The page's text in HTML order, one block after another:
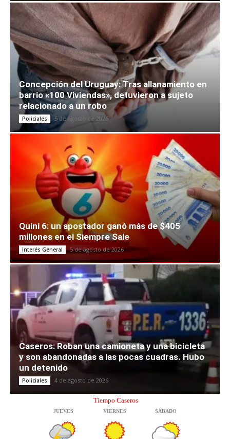
Concepción del Uruguay: Tras allanamiento en
barrio «100 Viviendas», detuvieron a sujeto
relacionado a un robo
Policiales 5 de agosto de 2026
Quini 6: un apostador ganó más de $405
millones en el Siempre Sale
Interés General 5 de agosto de 2026
Caseros: Roban una camioneta y una bicicleta
y son abandonadas a las pocas cuadras. Hubo
un detenido
Policiales 4 de agosto de 2026